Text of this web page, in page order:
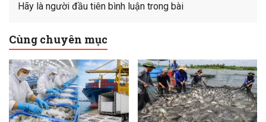
Hãy là người đầu tiên bình luận trong bài
Cùng chuyên mục